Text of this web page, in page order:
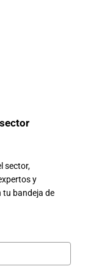
sector,
y
tu bandeja de